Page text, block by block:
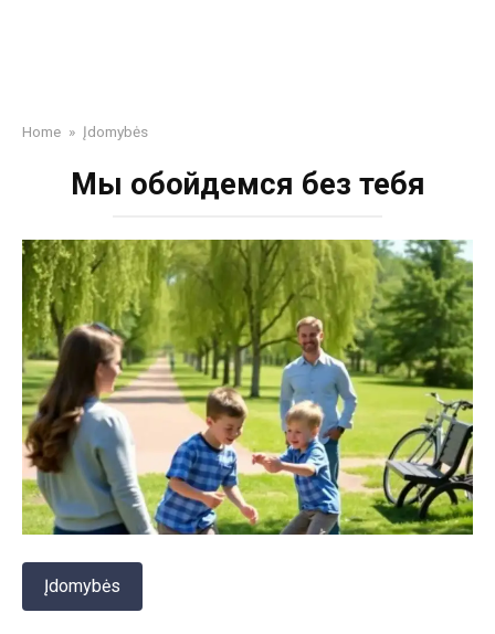
Home » Įdomybės
Мы обойдемся без тебя
Įdomybės